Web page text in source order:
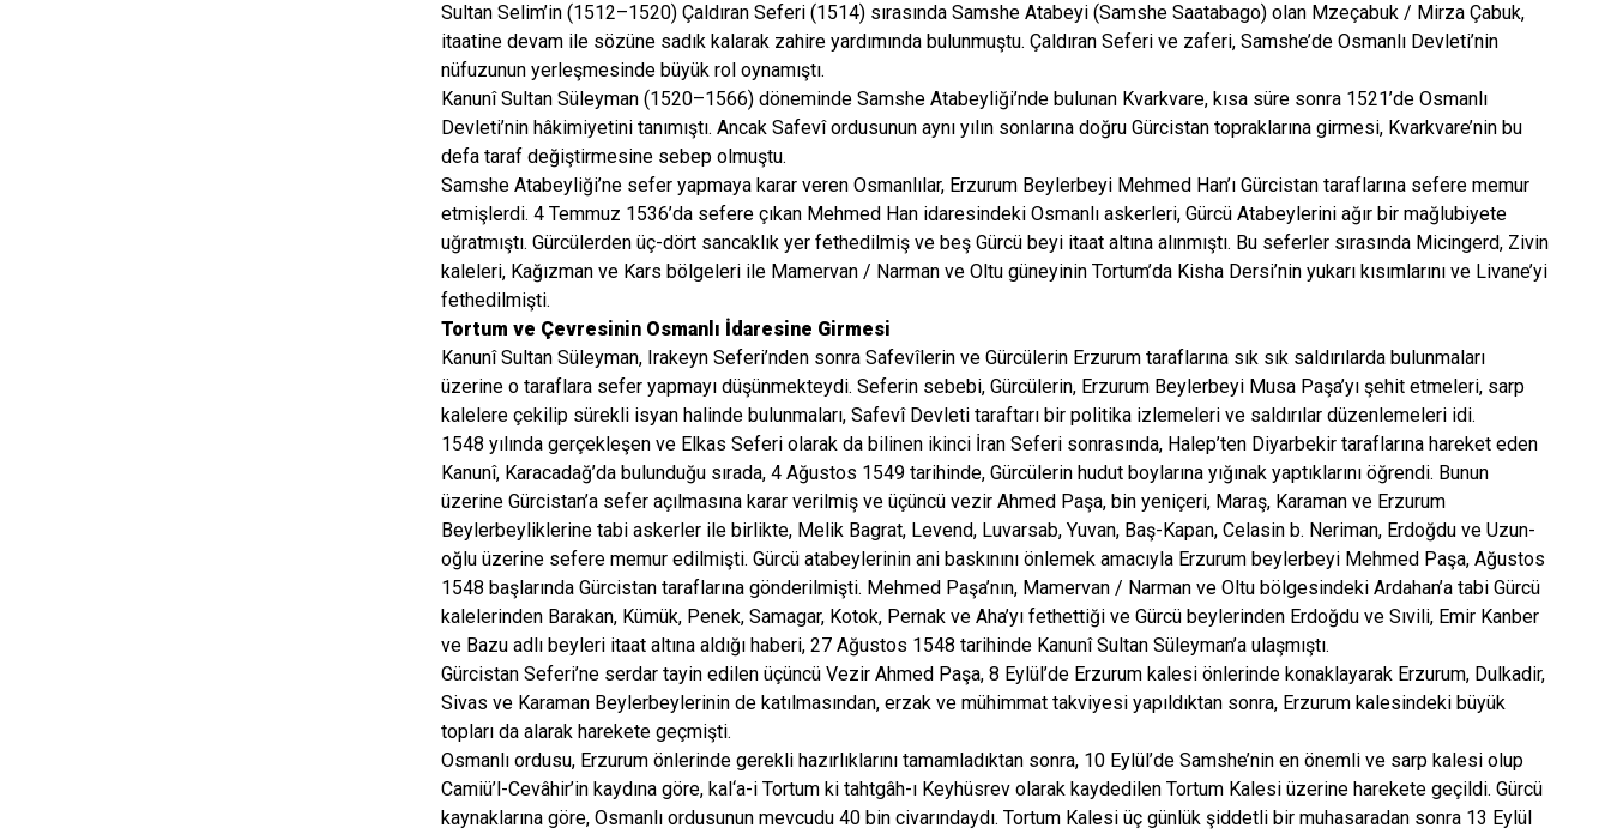
Sultan Selim’in (1512–1520) Çaldıran Seferi (1514) sırasında Samshe Atabeyi (Samshe Saatabago) olan Mzeçabuk / Mirza Çabuk,
itaatine devam ile sözüne sadık kalarak zahire yardımında bulunmuştu. Çaldıran Seferi ve zaferi, Samshe’de Osmanlı Devleti’nin
nüfuzunun yerleşmesinde büyük rol oynamıştı.
Kanunî Sultan Süleyman (1520–1566) döneminde Samshe Atabeyliği’nde bulunan Kvarkvare, kısa süre sonra 1521’de Osmanlı
Devleti’nin hâkimiyetini tanımıştı. Ancak Safevî ordusunun aynı yılın sonlarına doğru Gürcistan topraklarına girmesi, Kvarkvare’nin bu
defa taraf değiştirmesine sebep olmuştu.
Samshe Atabeyliği’ne sefer yapmaya karar veren Osmanlılar, Erzurum Beylerbeyi Mehmed Han’ı Gürcistan taraflarına sefere memur
etmişlerdi. 4 Temmuz 1536’da sefere çıkan Mehmed Han idaresindeki Osmanlı askerleri, Gürcü Atabeylerini ağır bir mağlubiyete
uğratmıştı. Gürcülerden üç-dört sancaklık yer fethedilmiş ve beş Gürcü beyi itaat altına alınmıştı. Bu seferler sırasında Micingerd, Zivin
kaleleri, Kağızman ve Kars bölgeleri ile Mamervan / Narman ve Oltu güneyinin Tortum’da Kisha Dersi’nin yukarı kısımlarını ve Livane’yi
fethedilmişti.
Tortum ve Çevresinin Osmanlı İdaresine Girmesi
Kanunî Sultan Süleyman, Irakeyn Seferi’nden sonra Safevîlerin ve Gürcülerin Erzurum taraflarına sık sık saldırılarda bulunmaları
üzerine o taraflara sefer yapmayı düşünmekteydi. Seferin sebebi, Gürcülerin, Erzurum Beylerbeyi Musa Paşa’yı şehit etmeleri, sarp
kalelere çekilip sürekli isyan halinde bulunmaları, Safevî Devleti taraftarı bir politika izlemeleri ve saldırılar düzenlemeleri idi.
1548 yılında gerçekleşen ve Elkas Seferi olarak da bilinen ikinci İran Seferi sonrasında, Halep’ten Diyarbekir taraflarına hareket eden
Kanunî, Karacadağ’da bulunduğu sırada, 4 Ağustos 1549 tarihinde, Gürcülerin hudut boylarına yığınak yaptıklarını öğrendi. Bunun
üzerine Gürcistan’a sefer açılmasına karar verilmiş ve üçüncü vezir Ahmed Paşa, bin yeniçeri, Maraş, Karaman ve Erzurum
Beylerbeyliklerine tabi askerler ile birlikte, Melik Bagrat, Levend, Luvarsab, Yuvan, Baş-Kapan, Celasin b. Neriman, Erdoğdu ve Uzun-
oğlu üzerine sefere memur edilmişti. Gürcü atabeylerinin ani baskınını önlemek amacıyla Erzurum beylerbeyi Mehmed Paşa, Ağustos
1548 başlarında Gürcistan taraflarına gönderilmişti. Mehmed Paşa’nın, Mamervan / Narman ve Oltu bölgesindeki Ardahan’a tabi Gürcü
kalelerinden Barakan, Kümük, Penek, Samagar, Kotok, Pernak ve Aha’yı fethettiği ve Gürcü beylerinden Erdoğdu ve Sıvili, Emir Kanber
ve Bazu adlı beyleri itaat altına aldığı haberi, 27 Ağustos 1548 tarihinde Kanunî Sultan Süleyman’a ulaşmıştı.
Gürcistan Seferi’ne serdar tayin edilen üçüncü Vezir Ahmed Paşa, 8 Eylül’de Erzurum kalesi önlerinde konaklayarak Erzurum, Dulkadir,
Sivas ve Karaman Beylerbeylerinin de katılmasından, erzak ve mühimmat takviyesi yapıldıktan sonra, Erzurum kalesindeki büyük
topları da alarak harekete geçmişti.
Osmanlı ordusu, Erzurum önlerinde gerekli hazırlıklarını tamamladıktan sonra, 10 Eylül’de Samshe’nin en önemli ve sarp kalesi olup
Camiü’l-Cevâhir’in kaydına göre, kal‘a-i Tortum ki tahtgâh-ı Keyhüsrev olarak kaydedilen Tortum Kalesi üzerine harekete geçildi. Gürcü
kaynaklarına göre, Osmanlı ordusunun mevcudu 40 bin civarındaydı. Tortum Kalesi üç günlük şiddetli bir muhasaradan sonra 13 Eylül